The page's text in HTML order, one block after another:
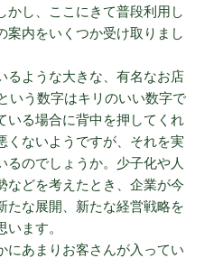
かし、ここにきて普段利用し
案内をいくつか受け取りまし
るような大きな、有名なお店
いう数字はキリのいい数字で
いる場合に背中を押してくれ
くないようですが、それを実
るのでしょうか。少子化や人
などを考えたとき、企業が今
たな展開、新たな経営戦略を
ます。
にあまりお客さんが入ってい